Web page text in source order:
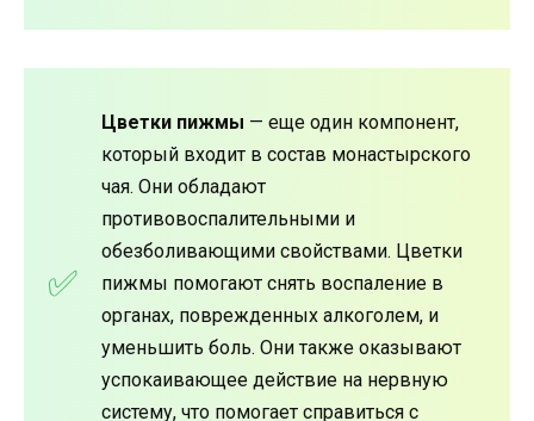
Цветки пижмы — еще один компонент,
который входит в состав монастырского
чая. Они обладают
противовоспалительными и
обезболивающими свойствами. Цветки
пижмы помогают снять воспаление в
органах, поврежденных алкоголем, и
уменьшить боль. Они также оказывают
успокаивающее действие на нервную
систему, что помогает справиться с